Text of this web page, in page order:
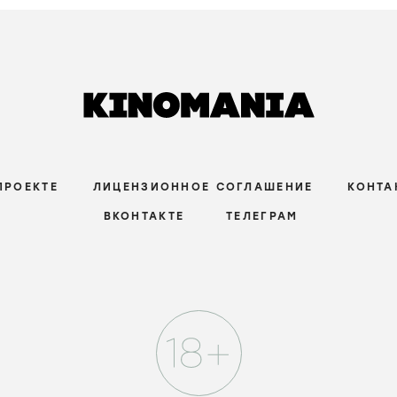
ЛИЦЕНЗИОННОЕ СОГЛАШЕНИЕ
ВКОНТАКТЕ ТЕЛЕГРАМ